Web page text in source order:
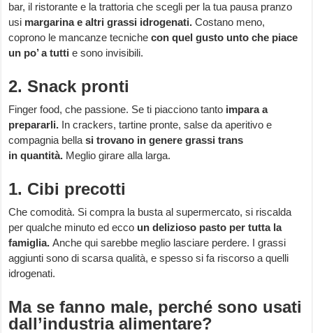
bar, il ristorante e la trattoria che scegli per la tua pausa pranzo
usi margarina e altri grassi idrogenati.Costano meno,
coprono le mancanze tecnichecon quel gusto unto che piace
un po’ a tuttie sono invisibili.
2. Snack pronti
Finger food, che passione. Se ti piacciono tanto impara a
prepararli. In crackers, tartine pronte, salse da aperitivo e
compagnia bellasi trovano in genere grassi trans
in quantità. Meglio girare alla larga.
1. Cibi precotti
Che comodità. Si compra la busta al supermercato, si riscalda
per qualche minuto ed ecco un delizioso pasto per tutta la
famiglia.Anche qui sarebbe meglio lasciare perdere. I grassi
aggiunti sono di scarsa qualità, e spesso si fa riscorso a quelli
idrogenati.
Ma se fanno male, perché sono usati
dall’industria alimentare?